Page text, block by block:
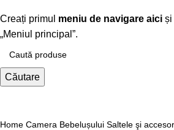
Creați primul meniu de navigare aici și
„Meniul principal”.
Căutare
Home Camera Bebelușului Saltele şi